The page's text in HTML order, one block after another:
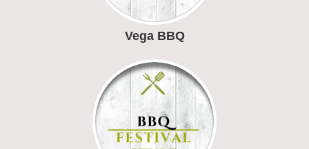
Vega BBQ